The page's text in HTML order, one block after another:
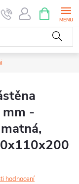
NÁKUPNÍ
KOŠÍK
-
hodnocení